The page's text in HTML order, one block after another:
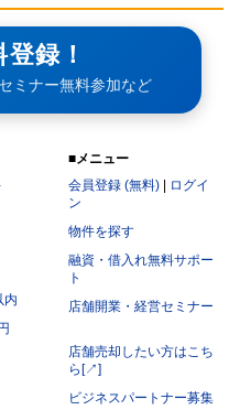
録！
ミナー無料参加など
内
■メニュー
会員登録 (無料)
ログイ
ン
物件を探す
融資・借入れ無料サポー
ト
店舗開業・経営セミナー
店舗売却したい方はこち
ら[↗]
ビジネスパートナー募集